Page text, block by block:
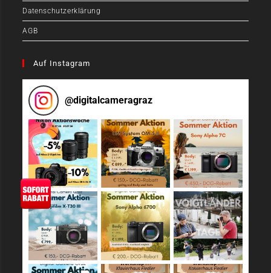
Datenschutzerklärung
AGB
Auf Instagram
@digitalcameragraz